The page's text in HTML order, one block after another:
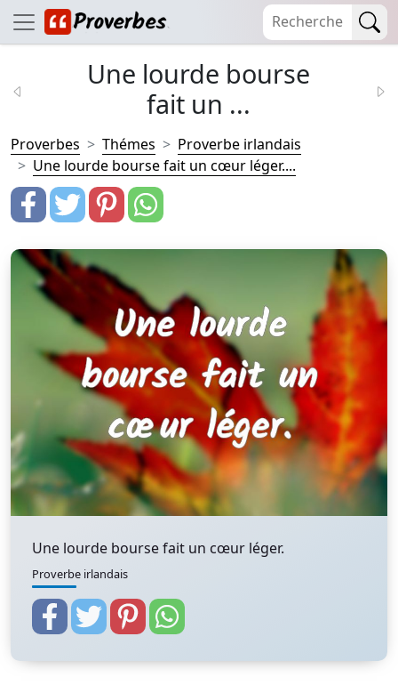
Une lourde bourse
fait un ...
Proverbes Thémes
Proverbe irlandais
Une lourde bourse fait un cœur léger....
Une lourde bourse fait un cœur léger.
Proverbe irlandais